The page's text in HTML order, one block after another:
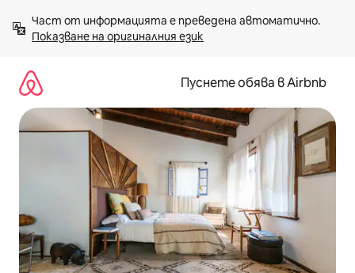
към
съдържанието
Показване на оригиналния език
Пуснете обява в Airbnb